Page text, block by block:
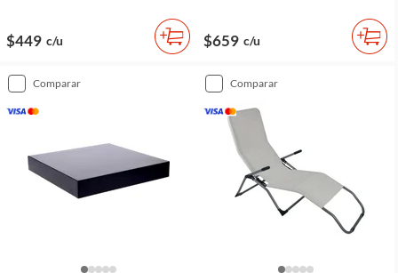
$449 c/u $659 c/u
comparar comparar